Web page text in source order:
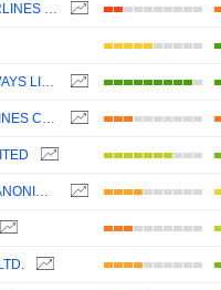
CHINA SOUTHERN AIRLINES COMPANY LIMITED
CATHAY PACIFIC AIRWAYS LIMITED
CHINA EASTERN AIRLINES CORPORATION LIMITED
TÜRK HAVA YOLLARI ANONIM ORTAKLIGI